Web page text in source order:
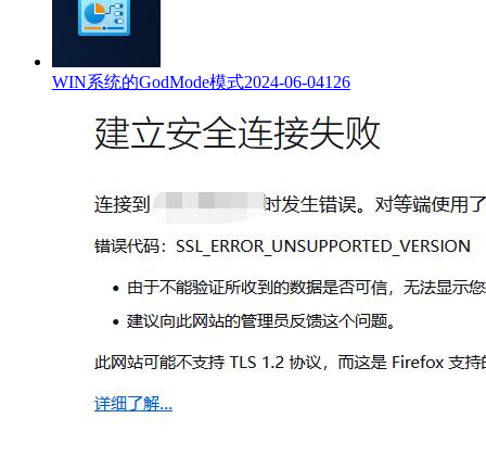
WIN系统的GodMode模式2024-06-04126